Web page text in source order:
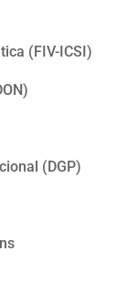
(FIV-ICSI)
(DGP)